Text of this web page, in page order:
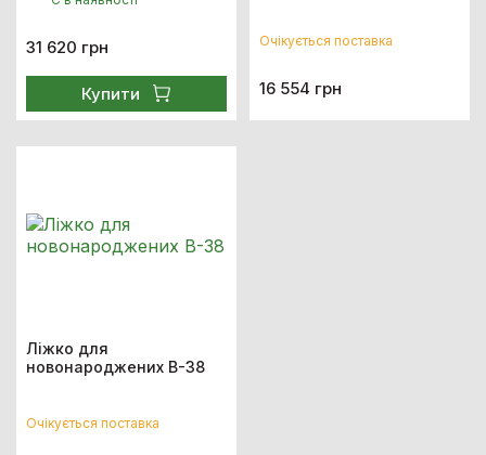
31 620 грн
Купити
Очікується поставка
16 554 грн
Ліжко для
новонароджених В-38
Очікується поставка